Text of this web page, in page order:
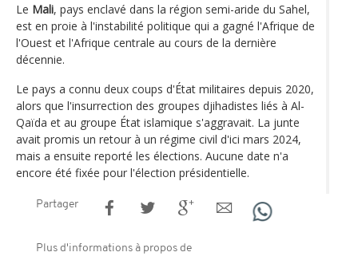
Le Mali, pays enclavé dans la région semi-aride du Sahel,
est en proie à l'instabilité politique qui a gagné l'Afrique de
l'Ouest et l'Afrique centrale au cours de la dernière
décennie.
Le pays a connu deux coups d'État militaires depuis 2020,
alors que l'insurrection des groupes djihadistes liés à Al-
Qaïda et au groupe État islamique s'aggravait. La junte
avait promis un retour à un régime civil d'ici mars 2024,
mais a ensuite reporté les élections. Aucune date n'a
encore été fixée pour l'élection présidentielle.
Partager
Plus d'informations à propos de